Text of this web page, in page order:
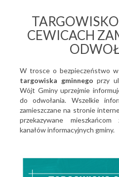
CEWICACH
W trosce o bezpieczeństwo
targowiska gminnego przy
Wójt Gminy uprzejmie
do odwołania. Wszelkie
zamieszczane na stronie
przekazywane
kanałów informacyjnych gminy.